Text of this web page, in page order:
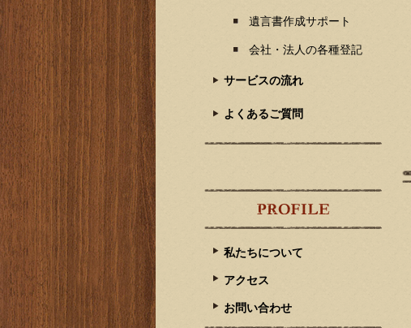
遺言書作成サポート
会社・法人の各種登記
サービスの流れ
よくあるご質問
私たちについて
アクセス
お問い合わせ